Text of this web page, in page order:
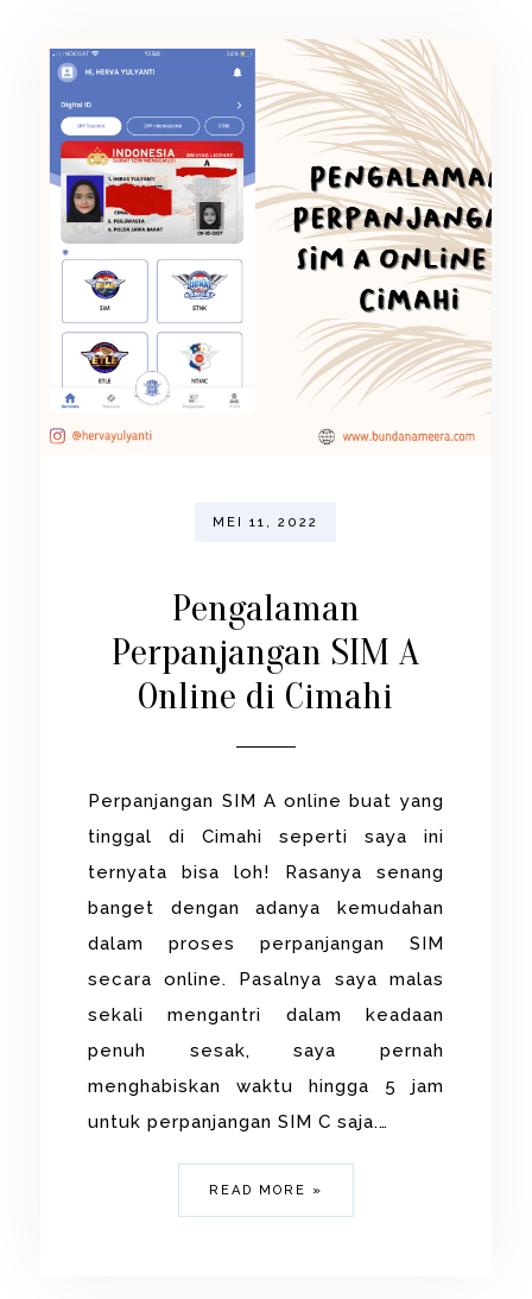
MEI 11, 2022
Pengalaman
Perpanjangan SIM A
Online di Cimahi
Perpanjangan SIM A online buat yang
tinggal di Cimahi seperti saya ini
ternyata bisa loh! Rasanya senang
banget dengan adanya kemudahan
dalam proses perpanjangan SIM
secara online. Pasalnya saya malas
sekali mengantri dalam keadaan
penuh sesak, saya pernah
menghabiskan waktu hingga 5 jam
untuk perpanjangan SIM C saja.…
READ MORE »